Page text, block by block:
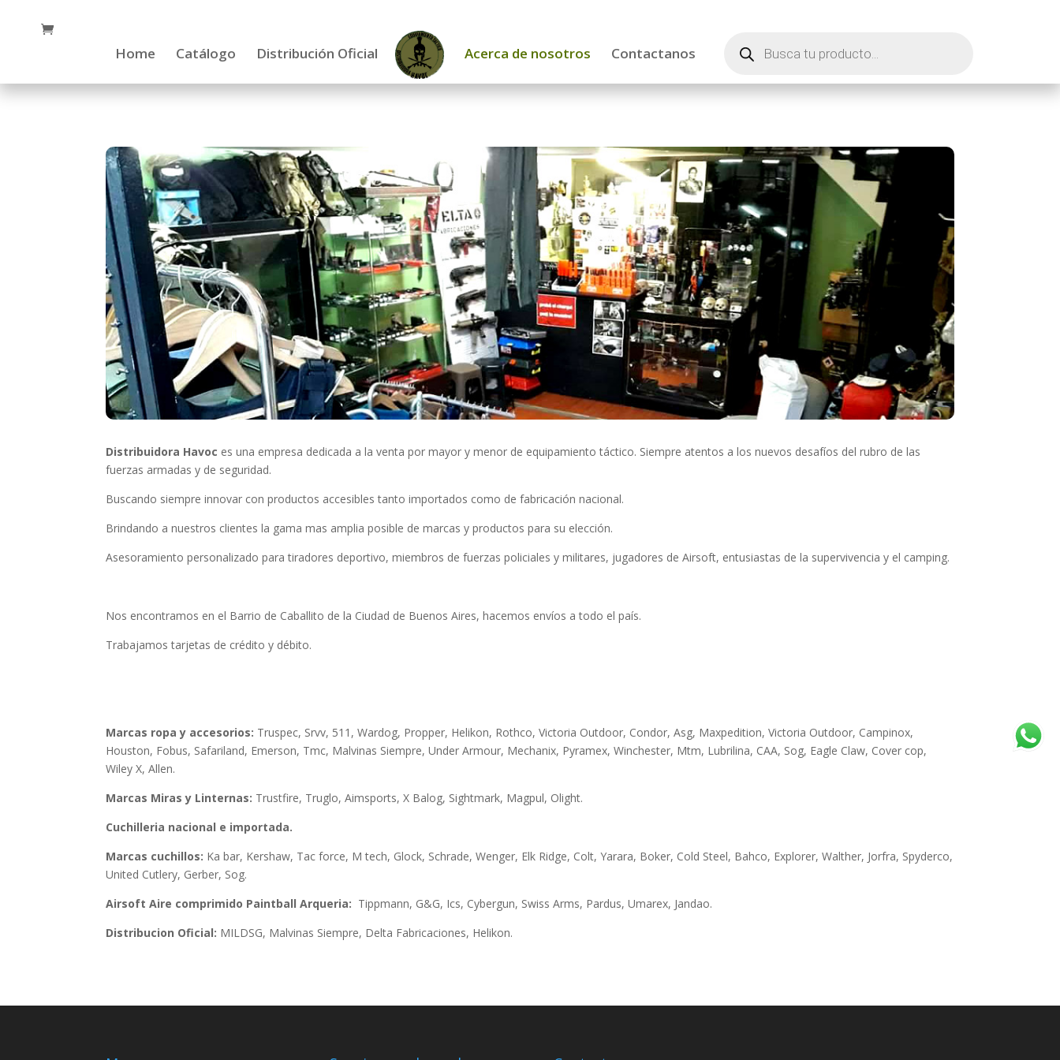
Home Catálogo Distribución Oficial Acerca de nosotros Contactanos productos
Distribuidora Havoc es una empresa dedicada a la venta por mayor y menor de equipamiento táctico. Siempre atentos a los nuevos desafíos del rubro de las
fuerzas armadas y de seguridad.
Buscando siempre innovar con productos accesibles tanto importados como de fabricación nacional.
Brindando a nuestros clientes la gama mas amplia posible de marcas y productos para su elección.
Asesoramiento personalizado para tiradores deportivo, miembros de fuerzas policiales y militares, jugadores de Airsoft, entusiastas de la supervivencia y el camping.
Nos encontramos en el Barrio de Caballito de la Ciudad de Buenos Aires, hacemos envíos a todo el país.
Trabajamos tarjetas de crédito y débito.
Marcas ropa y accesorios: Truspec, Srvv, 511, Wardog, Propper, Helikon, Rothco, Victoria Outdoor, Condor, Asg, Maxpedition, Victoria Outdoor, Campinox,
Houston, Fobus, Safariland, Emerson, Tmc, Malvinas Siempre, Under Armour, Mechanix, Pyramex, Winchester, Mtm, Lubrilina, CAA, Sog, Eagle Claw, Cover cop,
Wiley X, Allen.
Marcas Miras y Linternas: Trustfire, Truglo, Aimsports, X Balog, Sightmark, Magpul, Olight.
Cuchilleria nacional e importada.
Marcas cuchillos: Ka bar, Kershaw, Tac force, M tech, Glock, Schrade, Wenger, Elk Ridge, Colt, Yarara, Boker, Cold Steel, Bahco, Explorer, Walther, Jorfra, Spyderco,
United Cutlery, Gerber, Sog.
Airsoft Aire comprimido Paintball Arqueria: Tippmann, G&G, Ics, Cybergun, Swiss Arms, Pardus, Umarex, Jandao.
Distribucion Oficial: MILDSG, Malvinas Siempre, Delta Fabricaciones, Helikon.